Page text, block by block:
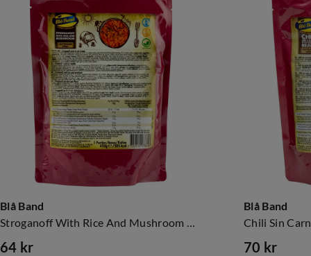
Blå Band
Stroganoff With Rice And Mushroom Nocolour
64 kr
Blå Band
70 kr